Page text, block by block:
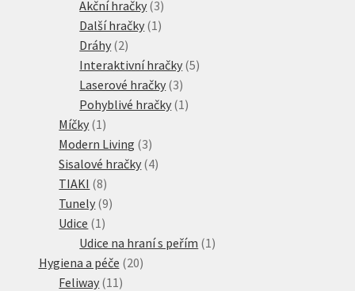
Akční hračky 33
produkty
Další hračky 1 1
Dráhy 22
produkty
Interaktivní hračky 55
Laserové hračky 33
produkty
Pohyblivé hračky 1 1
Míčky 1 1
produkt
Modern Living 33
produkty
Sisalové hračky 44
TIAKI 88
produktů
Tunely 99
Udice 1 1
produkt
Udice na hraní s peřím 1 1
Hygiena a péče 2020
Feliway 11 11